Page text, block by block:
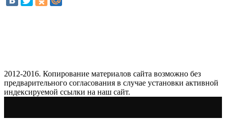
2012-2016. Копирование материалов сайта возможно без
предварительного согласования в случае установки активной
индексируемой ссылки на наш сайт.